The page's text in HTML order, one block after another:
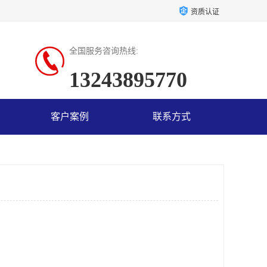
资质认证
全国服务咨询热线:
13243895770
客户案例 联系方式